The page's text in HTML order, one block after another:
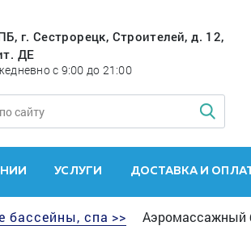
г. Сестрорецк, Строителей, д. 12,
ДЕ
с 9:00 до 21:00
УСЛУГИ ДОСТАВКА И
бассейны, спа >> Аэромассажный